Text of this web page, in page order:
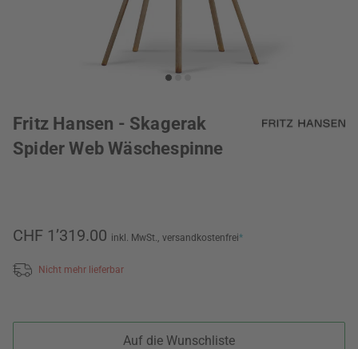
Fritz Hansen - Skagerak
Spider Web Wäschespinne
CHF 1’319.00 inkl. MwSt., versandkostenfrei*
Nicht mehr lieferbar
Auf die Wunschliste